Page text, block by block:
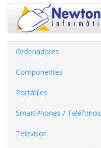
Ordenadores
Componentes
Portátiles
SmartPhones / Teléfonos
Televisor